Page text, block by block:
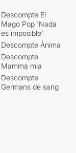
Descompte El
Mago Pop 'Nada
es imposible'
Descompte Ànima
Descompte
Mamma mia
Descompte
Germans de sang